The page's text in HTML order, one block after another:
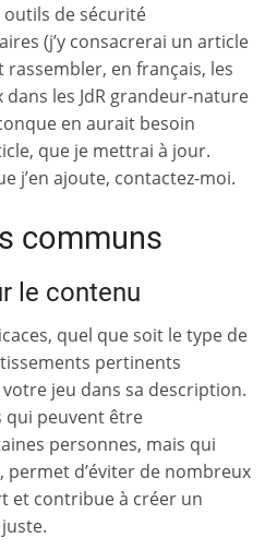
outils de sécurité
(j’y consacrerai un article
en français, les
les JdR grandeur-nature
en aurait besoin
que je mettrai à jour.
j’en ajoute, contactez-moi.
communs
le contenu
quel que soit le type de
pertinents
jeu dans sa description.
qui peuvent être
personnes, mais qui
, permet d’éviter de nombreux
et contribue à créer un